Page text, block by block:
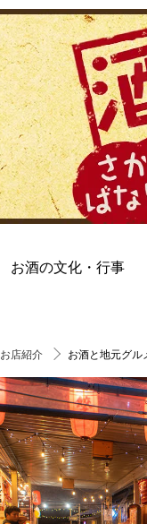
お酒の文化・行事
お店紹介 お酒と地元グル